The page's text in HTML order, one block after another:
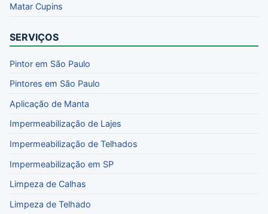
Matar Cupins
SERVIÇOS
Pintor em São Paulo
Pintores em São Paulo
Aplicação de Manta
Impermeabilização de Lajes
Impermeabilização de Telhados
Impermeabilização em SP
Limpeza de Calhas
Limpeza de Telhado